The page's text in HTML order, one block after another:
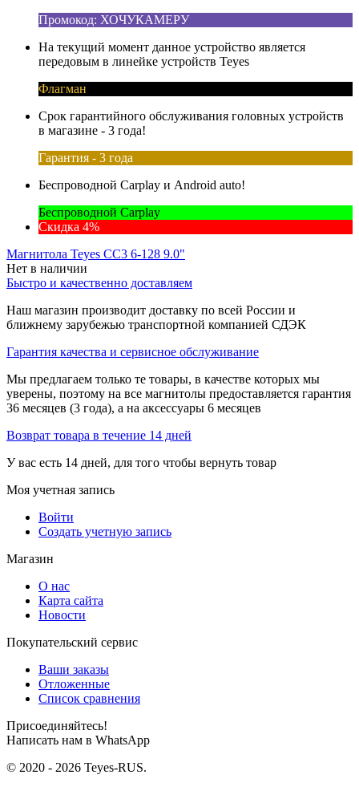
Промокод: ХОЧУКАМЕРУ
На текущий момент данное устройство является
передовым в линейке устройств Teyes
Флагман
Срок гарантийного обслуживания головных устройств
в магазине - 3 года!
Гарантия - 3 года
Беспроводной Carplay и Android auto!
Беспроводной Carplay
Скидка 4%
Магнитола Teyes CC3 6-128 9.0"
Нет в наличии
Быстро и качественно доставляем
Наш магазин производит доставку по всей России и
ближнему зарубежью транспортной компанией СДЭК
Гарантия качества и сервисное обслуживание
Мы предлагаем только те товары, в качестве которых мы
уверены, поэтому на все магнитолы предоставляется гарантия
36 месяцев (3 года), а на аксессуары 6 месяцев
Возврат товара в течение 14 дней
У вас есть 14 дней, для того чтобы вернуть товар
Моя учетная запись
Войти
Создать учетную запись
Магазин
О нас
Карта сайта
Новости
Покупательский сервис
Ваши заказы
Отложенные
Список сравнения
Присоединяйтесь!
Написать нам в WhatsApp
© 2020 - 2026 Teyes-RUS.